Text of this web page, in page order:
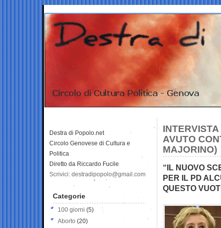
AVUTO
MAJORINO)
“IL NUOVO
PER IL PD
QUESTO
Destra di Popolo.net
Circolo Genovese di Cultura e
Politica
Diretto da Riccardo Fucile
Scrivici: destradipopolo@gmail.com
Categorie
100 giorni (5)
Aborto (20)